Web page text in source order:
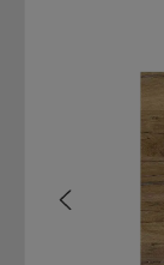
Bildergalerie